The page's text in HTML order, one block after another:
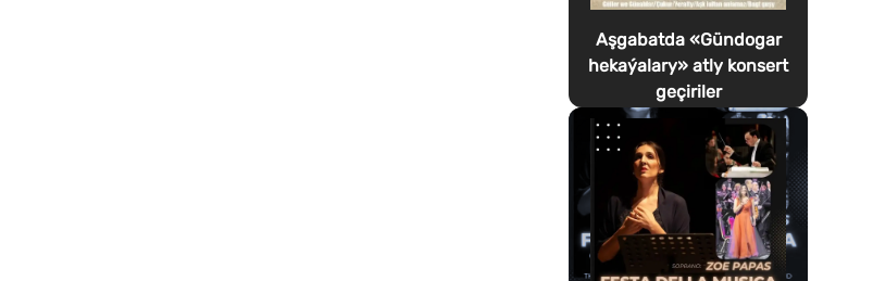
Aşgabatda «Gündogar
hekaýalary» atly konsert
geçiriler